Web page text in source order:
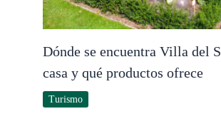
Dónde se encuentra Villa del
casa y qué productos ofrece
Turismo